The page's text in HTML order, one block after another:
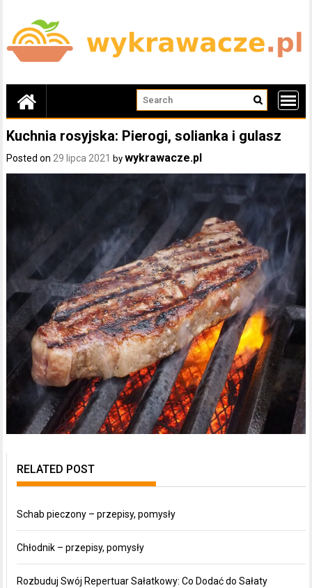
content
Kuchnia rosyjska: Pierogi, solianka i gulasz
Posted on 29 lipca 2021 bywykrawacze.pl
RELATED POST
Schab pieczony – przepisy, pomysły
Chłodnik – przepisy, pomysły
Rozbuduj Swój Repertuar Sałatkowy: Co Dodać do Sałaty